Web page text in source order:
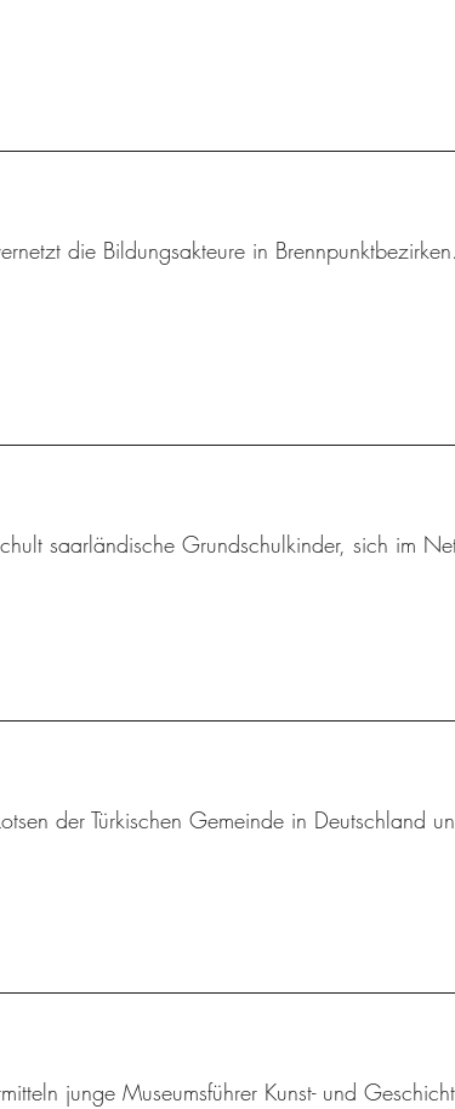
die Bildungsakteure in Brennpunktbezirken.
saarländische Grundschulkinder, sich im
der Türkischen Gemeinde in Deutschland
junge Museumsführer Kunst- und